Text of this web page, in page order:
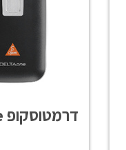
דרמטוסקופ DELTA one